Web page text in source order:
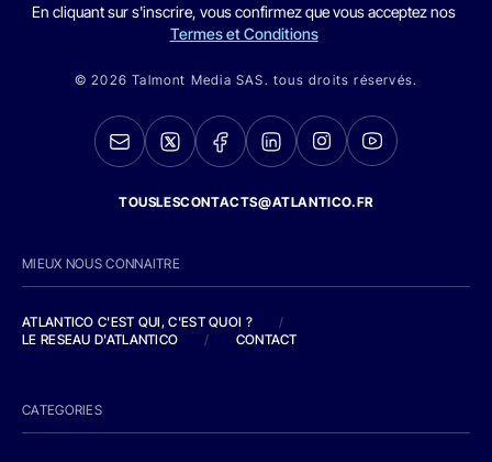
En cliquant sur s'inscrire, vous confirmez que vous acceptez nos
Termes et Conditions
© 2026 Talmont Media SAS. tous droits réservés.
TOUSLESCONTACTS@ATLANTICO.FR
MIEUX NOUS CONNAITRE
ATLANTICO C'EST QUI, C'EST QUOI ?
/
LE RESEAU D'ATLANTICO
/ CONTACT
CATEGORIES